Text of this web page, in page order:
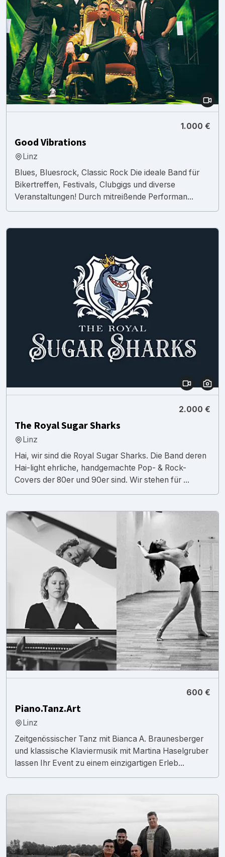
1.000 €
Good Vibrations
Linz
Blues, Bluesrock, Classic Rock Die ideale Band für
Bikertreffen, Festivals, Clubgigs und diverse
Veranstaltungen! Durch mitreißende Performan...
2.000 €
The Royal Sugar Sharks
Linz
Hai, wir sind die Royal Sugar Sharks. Die Band deren
Hai-light ehrliche, handgemachte Pop- & Rock-
Covers der 80er und 90er sind. Wir stehen für ...
600 €
Piano.Tanz.Art
Linz
Zeitgenössischer Tanz mit Bianca A. Braunesberger
und klassische Klaviermusik mit Martina Haselgruber
lassen Ihr Event zu einem einzigartigen Erleb...